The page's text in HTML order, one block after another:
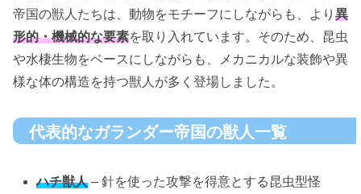
帝国の獣人たちは、動物をモチーフにしながらも、より 異
形的・機械的な要素を取り入れています。そのため、昆虫
や水棲生物をベースにしながらも、メカニカルな装飾や異
様な体の構造を持つ獣人が多く登場しました。
代表的なガランダー帝国の獣人一覧
ハチ獣人 – 針を使った攻撃を得意とする昆虫型怪